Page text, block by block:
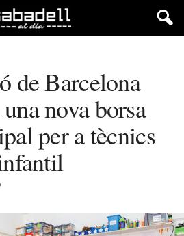
de Barcelona
nova borsa
per a tècnics